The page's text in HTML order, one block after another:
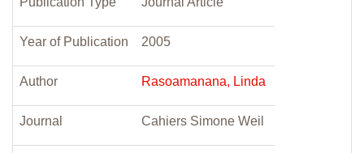
Year of Publication 2005
Author Rasoamanana, Linda
Journal Cahiers Simone Weil